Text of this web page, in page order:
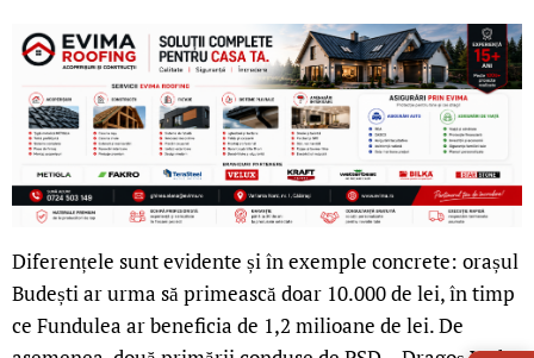
Diferențele sunt evidente și în exemple concrete: orașul
Budești ar urma să primească doar 10.000 de lei, în timp
ce Fundulea ar beneficia de 1,2 milioane de lei. De